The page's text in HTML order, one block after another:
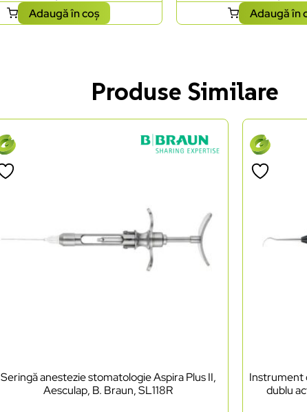
Adaugă în coș
Adaugă în
Produse Similare
Seringă anestezie stomatologie Aspira Plus II,
Aesculap, B. Braun, SL118R
Instrument
dublu